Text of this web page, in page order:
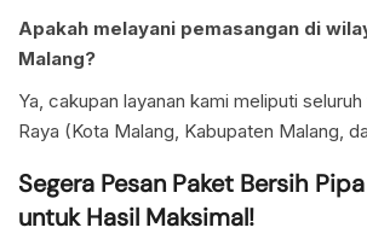
Apakah melayani pemasangan di
Malang?
Ya, cakupan layanan kami meliputi
Raya (Kota Malang, Kabupaten Malang,
Segera Pesan Paket Bersih
untuk Hasil Maksimal!